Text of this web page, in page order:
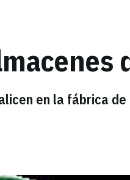
en la fábrica de